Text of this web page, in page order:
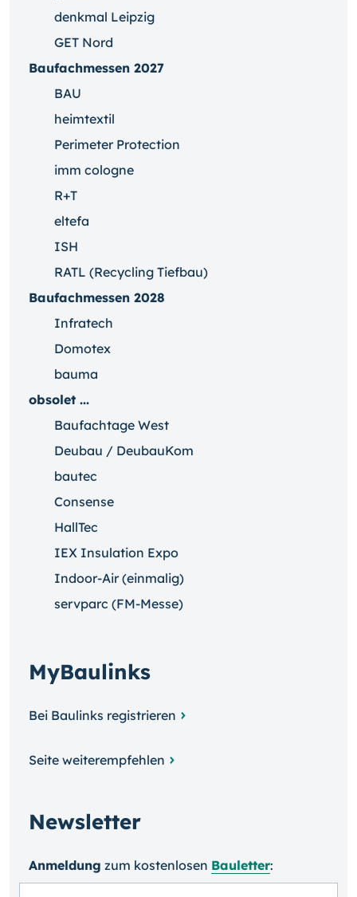
denkmal Leipzig
GET Nord
Baufachmessen 2027
BAU
heimtextil
Perimeter Protection
imm cologne
R+T
eltefa
ISH
RATL (Recycling Tiefbau)
Baufachmessen 2028
Infratech
Domotex
bauma
obsolet ...
Baufachtage West
Deubau / DeubauKom
bautec
Consense
HallTec
IEX Insulation Expo
Indoor-Air (einmalig)
servparc (FM-Messe)
MyBaulinks
Bei Baulinks registrieren
Seite weiterempfehlen
Newsletter
Anmeldung zum kosten­losen Bauletter: